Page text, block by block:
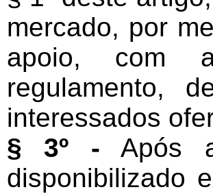
mercado, por
apoio, com
regulamento,
interessados
§ 3º - Após
disponibilizado